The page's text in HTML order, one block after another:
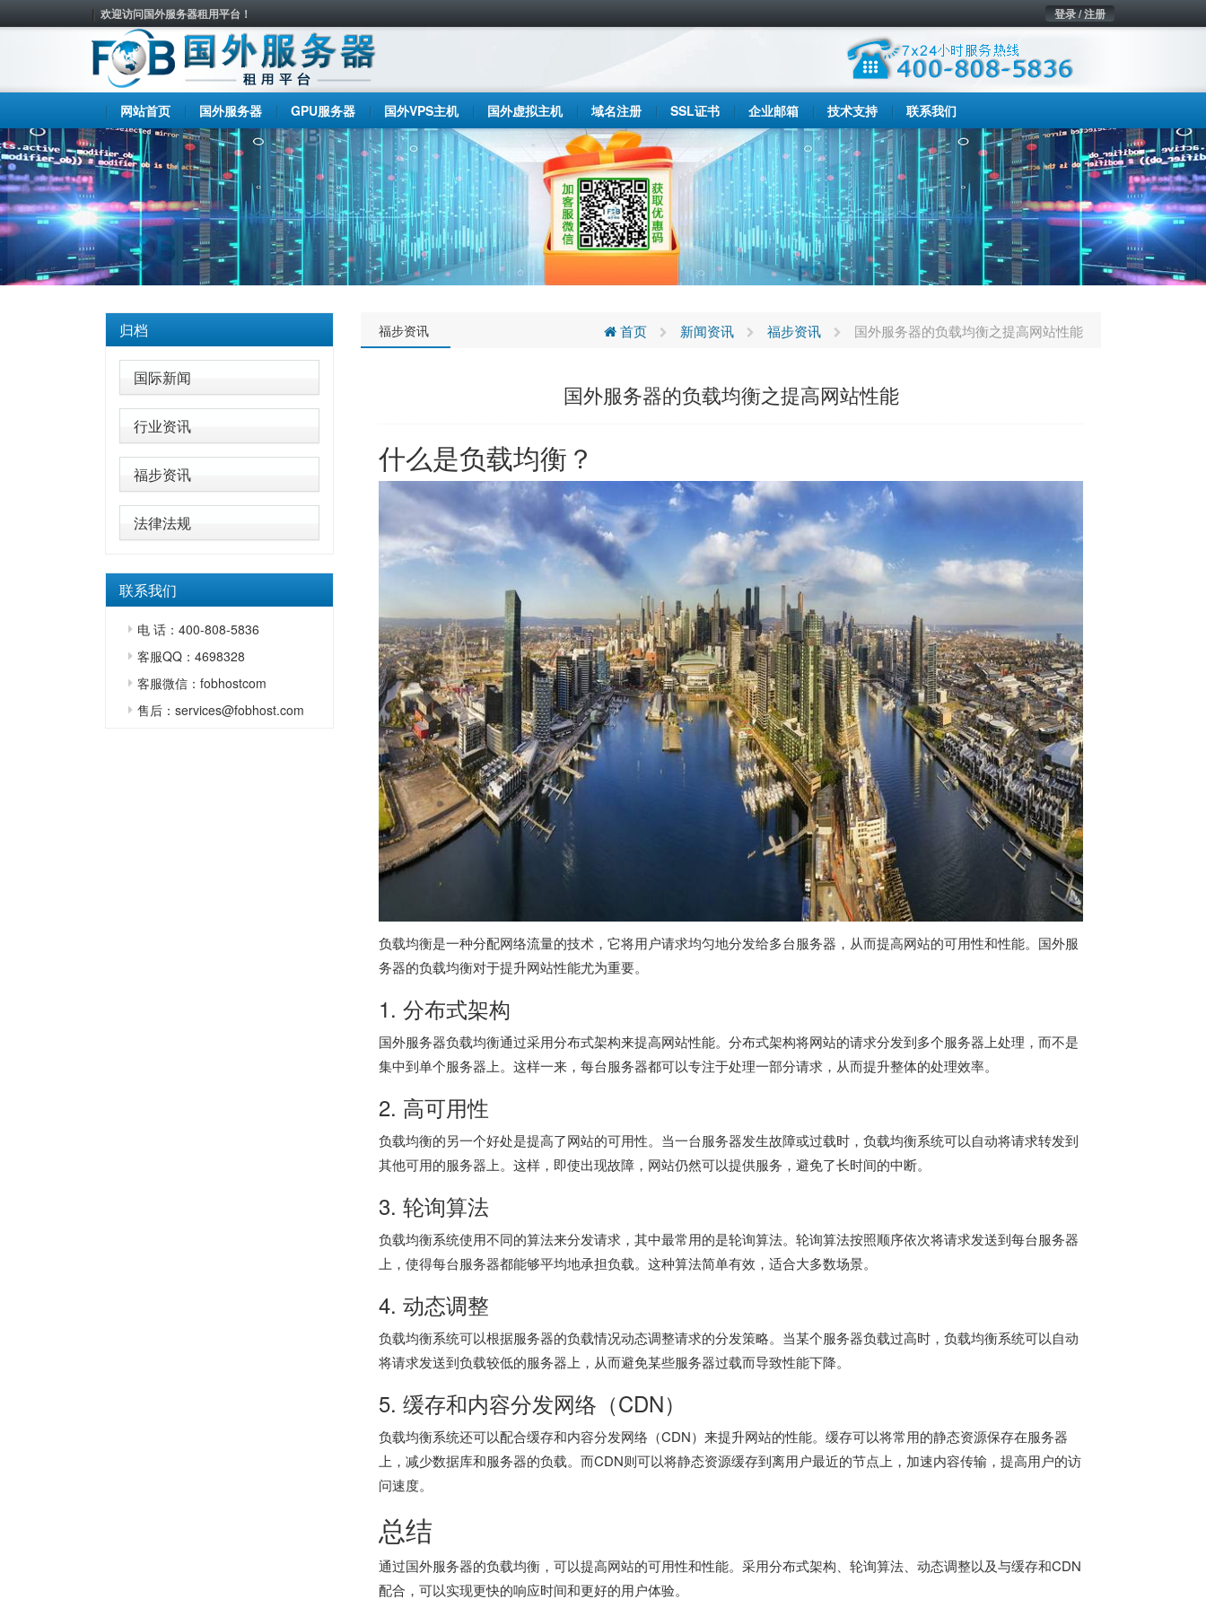
欢迎访问国外服务器租用平台！ 登录 / 注册
网站首页 国外服务器 GPU服务器 国外VPS主机 国外虚拟主机 域名注册 SSL证书 企业邮箱 技术支持 联系我们
归档
国际新闻
行业资讯
福步资讯
法律法规
联系我们
电 话：400-808-5836
客服QQ：4698328
客服微信：fobhostcom
售后：services@fobhost.com
福步资讯 首页 新闻资讯 福步资讯 国外服务器的负载均衡之提高网站性能
国外服务器的负载均衡之提高网站性能
什么是负载均衡？
负载均衡是一种分配网络流量的技术，它将用户请求均匀地分发给多台服务器，从而提高网站的可用性和性能。 国外服
务器的负载均衡对于提升网站性能尤为重要。
1. 分布式架构
国外服务器负载均衡通过采用分布式架构来提高网站性能。分布式架构将网站的请求分发到多个服务器上处理，而不是
集中到单个服务器上。这样一来，每台服务器都可以专注于处理一部分请求，从而提升整体的处理效率。
2. 高可用性
负载均衡的另一个好处是提高了网站的可用性。当一台服务器发生故障或过载时，负载均衡系统可以自动将请求转发到
其他可用的服务器上。这样，即使出现故障，网站仍然可以提供服务，避免了长时间的中断。
3. 轮询算法
负载均衡系统使用不同的算法来分发请求，其中最常用的是轮询算法。轮询算法按照顺序依次将请求发送到每台服务器
上，使得每台服务器都能够平均地承担负载。这种算法简单有效，适合大多数场景。
4. 动态调整
负载均衡系统可以根据服务器的负载情况动态调整请求的分发策略。当某个服务器负载过高时，负载均衡系统可以自动
将请求发送到负载较低的服务器上，从而避免某些服务器过载而导致性能下降。
5. 缓存和内容分发网络（CDN）
负载均衡系统还可以配合缓存和内容分发网络（CDN）来提升网站的性能。缓存可以将常用的静态资源保存在服务器
上，减少数据库和服务器的负载。而CDN则可以将静态资源缓存到离用户最近的节点上，加速内容传输，提高用户的访
问速度。
总结
通过国外服务器的负载均衡，可以提高网站的可用性和性能。采用分布式架构、轮询算法、动态调整以及与缓存和CDN
配合，可以实现更快的响应时间和更好的用户体验。